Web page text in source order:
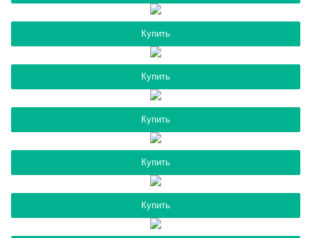
Купить
Купить
Купить
Купить
Купить